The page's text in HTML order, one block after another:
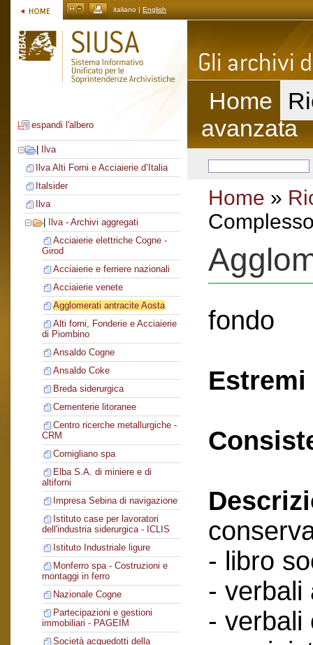
italiano | English
espandi l'albero
Ilva
Ilva Alti Forni e Acciaierie d’Italia
Italsider
Ilva
Ilva - Archivi aggregati
Acciaierie elettriche Cogne -
Girod
Acciaierie e ferriere nazionali
Acciaierie venete
Agglomerati antracite Aosta
Alti forni, Fonderie e Acciaierie
di Piombino
Ansaldo Cogne
Ansaldo Coke
Breda siderurgica
Cementerie litoranee
Centro ricerche metallurgiche -
CRM
Cornigliano spa
Elba S.A. di miniere e di
altiforni
Impresa Sebina di navigazione
Istituto case per lavoratori
dell'industria siderurgica - ICLIS
Istituto Industriale ligure
Monferro spa - Costruzioni e
montaggi in ferro
Nazionale Cogne
Partecipazioni e gestioni
immobiliari - PAGEIM
Società acquedotti della
Home
avanzata
Home »
fondo
- libro
- verbali
- verbali